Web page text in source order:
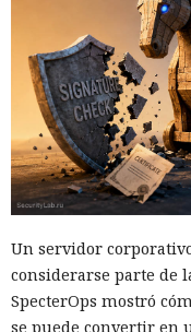
Un servidor
considerarse parte de
SpecterOps mostró
se puede convertir en